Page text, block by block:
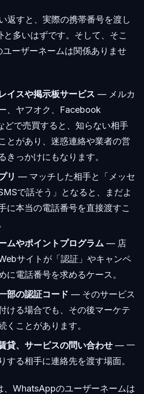
返すと、実際の携帯番号を渡し
と多いはずです。そして、そこ
ーザーネームは関係ありませ
イスや掲示板サービス — メルカ
、ヤフオク、Facebook
どで売買すると、知らない相手
とがあり、迷惑連絡や業者の営
きっかけにもなります。
リ — マッチした相手と「メッセ
で話そう」となると、まだよ
に本当の電話番号を直接渡すこ
ムやポイントプログラム — 店
サイトが「認証」やキャンペ
に電話番号を求めるケース。
部の認証コード — そのサービス
ける場合でも、その後マーケテ
くことがあります。
貸、サービスの問い合わせ— 一
する相手に連絡先を渡す場面。
、WhatsAppのユーザーネームは